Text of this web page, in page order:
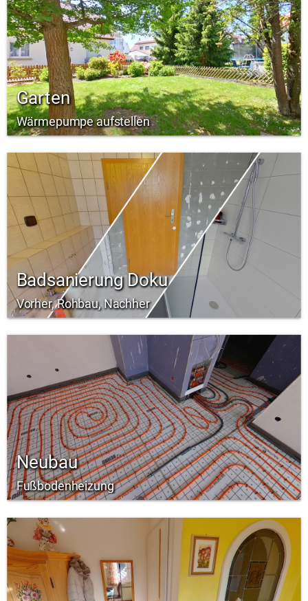
Garten
Wärmepumpe aufstellen
Badsanierung Doku
Vorher, Rohbau, Nachher
Neubau
Fußbodenheizung